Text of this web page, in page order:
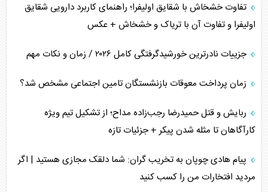
محدودیت صادرات نفت عربستان
پشت‌پرده خشم ترامپ از رسانه‌های منتقد
چگونه مقاومت صحنه جنگ را تغییر می‌دهد؟
جنگ رمضان و معضل حضور نظامیان آمریکایی
تحلیل جامع پدیده تراستی‌ها
تأثیر جنگ ایران و آمریکا بر اقتصاد جهانی
تخریب پل‌ها در اوکراین و فروپاشی روایت دوگانه غرب
تفاوت خشخاش با شقایق اولیفرا؛ راهنمای کاربرد دارویی شقایق
اولیفرا و تفاوت آن با تریاک و خشخاش + عکس
جزییات نادرترین خورشیدگرفتگی کامل ۲۰۲۶ / زمان و نکات مهم
زمان پرداخت معوقات بازنشستگان تامین اجتماعی مشخص شد؟
ربایش و قتل حمیدرضا رجب‌زاده مداح؛ از تشکیل تیم ویژه
کارآگاهان تا مثله شدن پیکر + جزئیات تازه
پیام هادی چوپان به تخریب گران: شما دلقک مجازی هستید | اگر
مردید افتخارات من را کسب کنید